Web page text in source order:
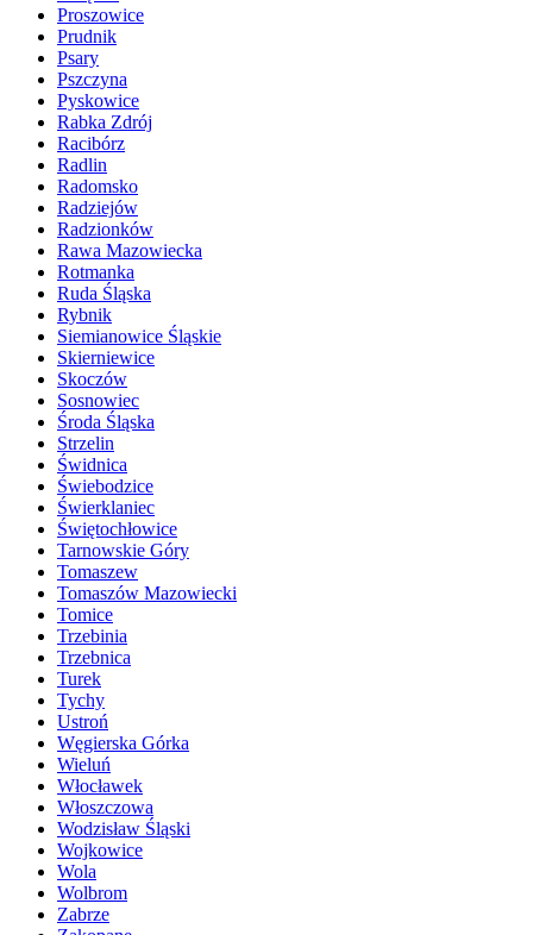
Proszowice
Prudnik
Psary
Pszczyna
Pyskowice
Rabka Zdrój
Racibórz
Radlin
Radomsko
Radziejów
Radzionków
Rawa Mazowiecka
Rotmanka
Ruda Śląska
Rybnik
Siemianowice Śląskie
Skierniewice
Skoczów
Sosnowiec
Środa Śląska
Strzelin
Świdnica
Świebodzice
Świerklaniec
Świętochłowice
Tarnowskie Góry
Tomaszew
Tomaszów Mazowiecki
Tomice
Trzebinia
Trzebnica
Turek
Tychy
Ustroń
Węgierska Górka
Wieluń
Włocławek
Włoszczowa
Wodzisław Śląski
Wojkowice
Wola
Wolbrom
Zabrze